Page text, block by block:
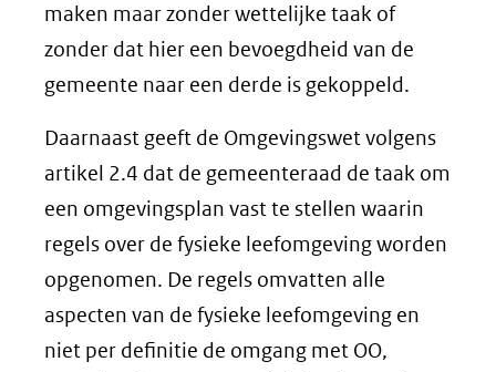
maken maar zonder wettelijke taak of
zonder dat hier een bevoegdheid van de
gemeente naar een derde is gekoppeld.
Daarnaast geeft de Omgevingswet volgens
artikel 2.4 dat de gemeenteraad de taak om
een omgevingsplan vast te stellen waarin
regels over de fysieke leefomgeving worden
opgenomen. De regels omvatten alle
aspecten van de fysieke leefomgeving en
niet per definitie de omgang met OO,